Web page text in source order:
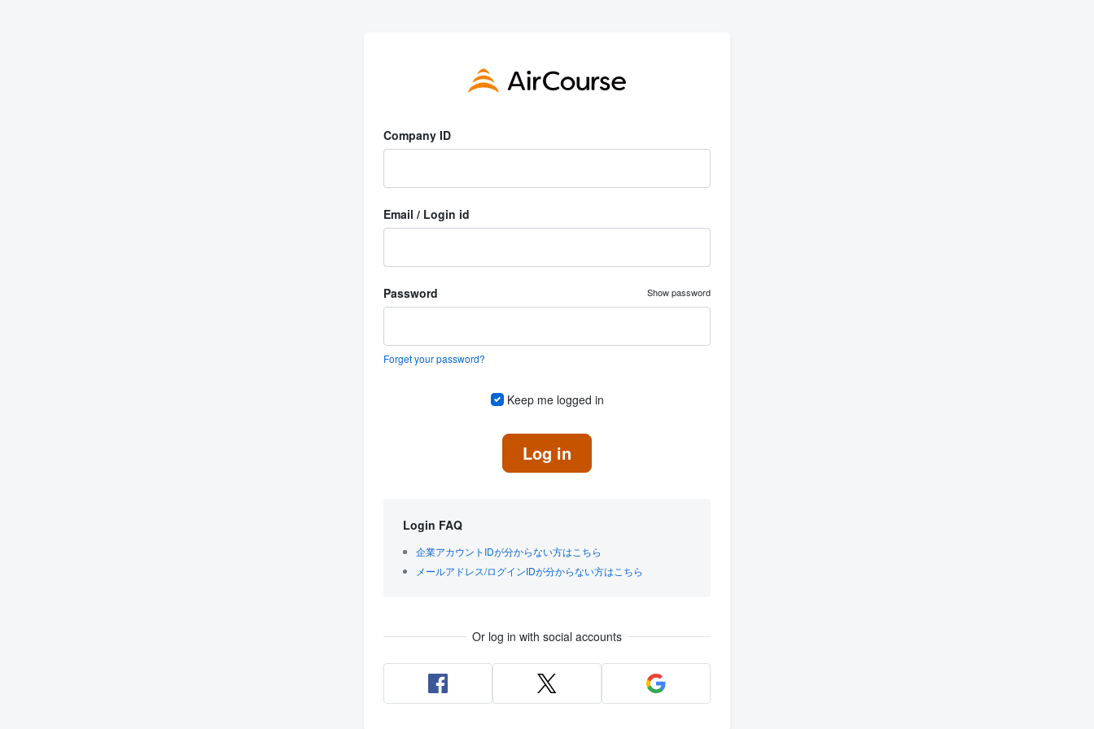
Company ID
Email / Login id
Password Show password
Forget your password?
Keep me logged in
Log in
Login FAQ
企業アカウントIDが分からない方はこちら
メールアドレス/ログインIDが分からない方はこちら
Or log in with social accounts